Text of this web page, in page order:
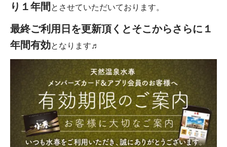
り１年間 とさせていただいております。
最終ご利用日を更新頂くとそこからさらに１
年間有効となります♬